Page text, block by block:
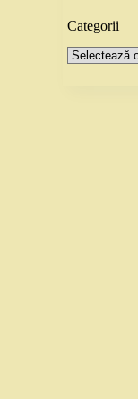
Categorii
Categorii